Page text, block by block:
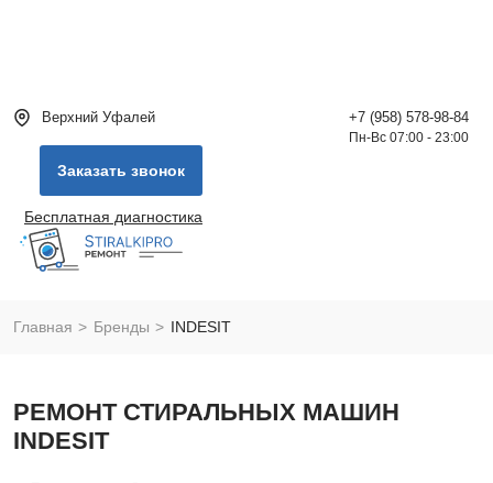
Верхний Уфалей +7 (958) 578-98-84
Пн-Вс 07:00 - 23:00
Заказать звонок
Бесплатная диагностика
Главная Бренды INDESIT
РЕМОНТ СТИРАЛЬНЫХ МАШИН
INDESIT